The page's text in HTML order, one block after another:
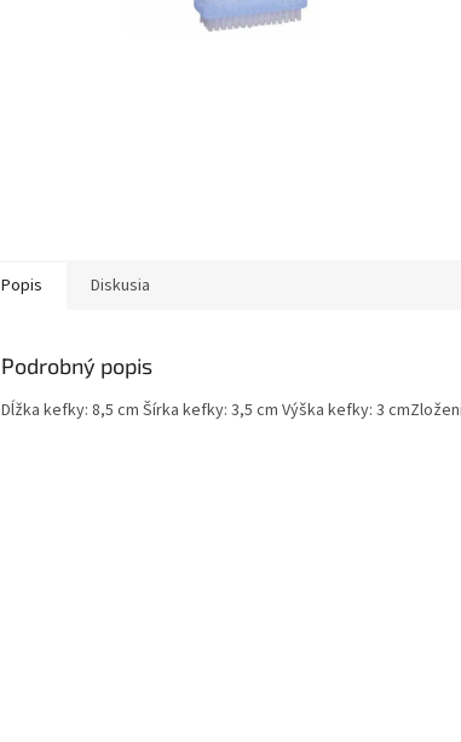
Popis Diskusia
Podrobný popis
Dĺžka kefky: 8,5 cm Šírka kefky: 3,5 cm Výška kefky: 3